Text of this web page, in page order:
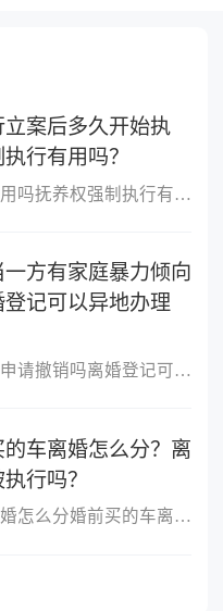
案后多久开始执
行有用吗？
抚养权强制执行有用吗抚养权强制执行有用，抚养权也是可以申请强制
方有家庭暴力倾向
记可以异地办理
一、离婚登记可以申请撤销吗离婚登记可以申请撤销。依据我国最新《
车离婚怎么分？离
行吗？
一、婚前买的车离婚怎么分婚前买的车离婚，除另有约定外，一般归个